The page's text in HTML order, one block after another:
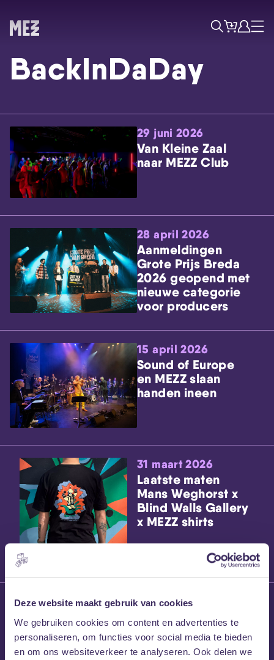
Deze website maakt gebruik van cookies
We gebruiken cookies om content en advertenties te
personaliseren, om functies voor social media te bieden
en om ons websiteverkeer te analyseren. Ook delen we
Skip navigatie
ZoekTicketsAccount
Menu
BackInDaDay
29 juni 2026
Van Kleine Zaal
naar MEZZ Club
28 april 2026
Aanmeldingen
Grote Prijs Breda
2026 geopend met
nieuwe categorie
voor producers
15 april 2026
Sound of Europe
en MEZZ slaan
handen ineen
31 maart 2026
Laatste maten
Mans Weghorst x
Blind Walls Gallery
x MEZZ shirts
27 maart 2026
Willem’s Blog:
Frans Kalf